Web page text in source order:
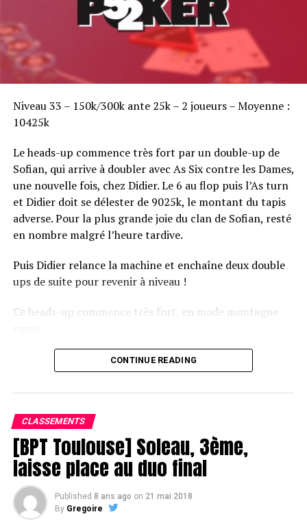
Niveau 33 – 150k/300k ante 25k – 2 joueurs – Moyenne :
10425k
Le heads-up commence très fort par un double-up de
Sofian, qui arrive à doubler avec As Six contre les Dames,
une nouvelle fois, chez Didier. Le 6 au flop puis l’As turn
et Didier doit se délester de 9025k, le montant du tapis
adverse. Pour la plus grande joie du clan de Sofian, resté
en nombre malgré l’heure tardive.
Puis Didier relance la machine et enchaîne deux double
ups de suite pour revenir à niveau !
Ce heads-up commence très fort, en mode montagne
Le champagne va réchauffer si les deux finalistes ne se décident pas !
CONTINUE READING
CLASSEMENTS
[BPT Toulouse] Soleau, 3ème,
laisse place au duo final
Published 8 ans ago on 21 mai 2018
By Gregoire